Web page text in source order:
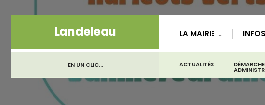
content
Landeleau LA MAIRIE
EN UN CLIC... ACTUALITÉS